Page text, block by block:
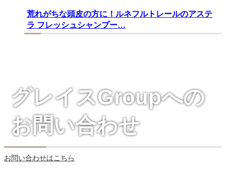
荒れがちな頭皮の方に！ルネフルトレールのアステ
ラ フレッシュシャンプー…
グレイスGroupへの
お問い合わせ
お問い合わせはこちら